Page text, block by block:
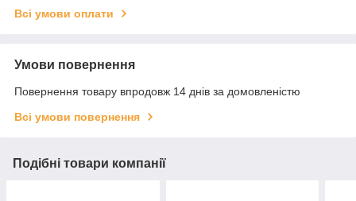
Всі умови оплати
Умови повернення
Повернення товару впродовж 14 днів за домовленістю
Всі умови повернення
Подібні товари компанії